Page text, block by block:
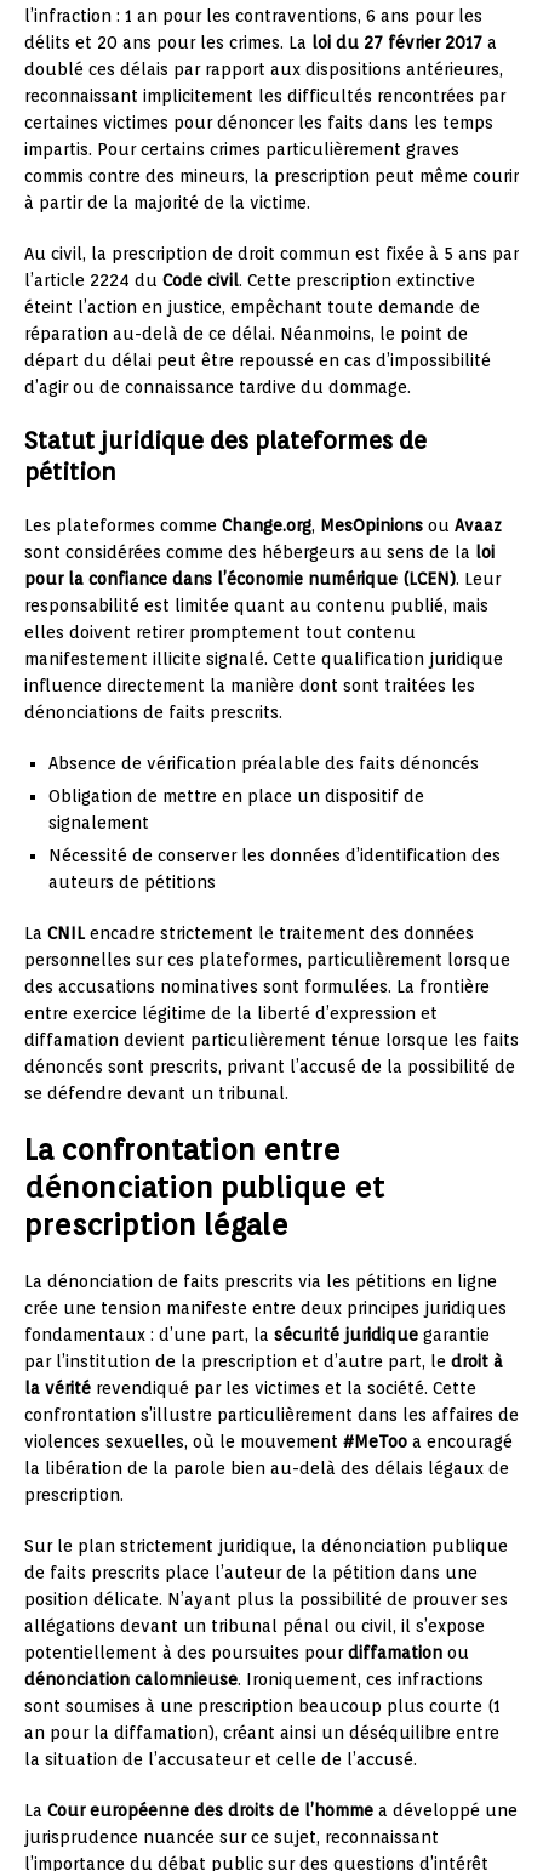
l’infraction : 1 an pour les contraventions, 6 ans pour les
délits et 20 ans pour les crimes. La loi du 27 février 2017 a
doublé ces délais par rapport aux dispositions antérieures,
reconnaissant implicitement les difficultés rencontrées par
certaines victimes pour dénoncer les faits dans les temps
impartis. Pour certains crimes particulièrement graves
commis contre des mineurs, la prescription peut même courir
à partir de la majorité de la victime.
Au civil, la prescription de droit commun est fixée à 5 ans par
l’article 2224 du Code civil. Cette prescription extinctive
éteint l’action en justice, empêchant toute demande de
réparation au-delà de ce délai. Néanmoins, le point de
départ du délai peut être repoussé en cas d’impossibilité
d’agir ou de connaissance tardive du dommage.
Statut juridique des plateformes de
pétition
Les plateformes comme Change.org, MesOpinions ou Avaaz
sont considérées comme des hébergeurs au sens de la loi
pour la confiance dans l’économie numérique (LCEN). Leur
responsabilité est limitée quant au contenu publié, mais
elles doivent retirer promptement tout contenu
manifestement illicite signalé. Cette qualification juridique
influence directement la manière dont sont traitées les
dénonciations de faits prescrits.
Absence de vérification préalable des faits dénoncés
Obligation de mettre en place un dispositif de
signalement
Nécessité de conserver les données d’identification des
auteurs de pétitions
La CNIL encadre strictement le traitement des données
personnelles sur ces plateformes, particulièrement lorsque
des accusations nominatives sont formulées. La frontière
entre exercice légitime de la liberté d’expression et
diffamation devient particulièrement ténue lorsque les faits
dénoncés sont prescrits, privant l’accusé de la possibilité de
se défendre devant un tribunal.
La confrontation entre
dénonciation publique et
prescription légale
La dénonciation de faits prescrits via les pétitions en ligne
crée une tension manifeste entre deux principes juridiques
fondamentaux : d’une part, la sécurité juridique garantie
par l’institution de la prescription et d’autre part, le droit à
la vérité revendiqué par les victimes et la société. Cette
confrontation s’illustre particulièrement dans les affaires de
violences sexuelles, où le mouvement #MeToo a encouragé
la libération de la parole bien au-delà des délais légaux de
prescription.
Sur le plan strictement juridique, la dénonciation publique
de faits prescrits place l’auteur de la pétition dans une
position délicate. N’ayant plus la possibilité de prouver ses
allégations devant un tribunal pénal ou civil, il s’expose
potentiellement à des poursuites pourdiffamation ou
dénonciation calomnieuse. Ironiquement, ces infractions
sont soumises à une prescription beaucoup plus courte (1
an pour la diffamation), créant ainsi un déséquilibre entre
la situation de l’accusateur et celle de l’accusé.
La Cour européenne des droits de l’homme a développé une
jurisprudence nuancée sur ce sujet, reconnaissant
l’importance du débat public sur des questions d’intérêt